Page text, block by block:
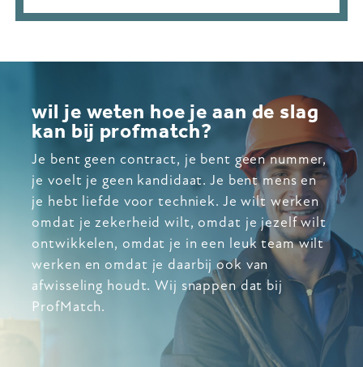
wil je weten hoe je aan de slag
kan bij profmatch?
Je bent geen contract, je bent geen nummer,
je voelt je geen kandidaat. Je bent mens en
je hebt liefde voor techniek. Je wilt werken
omdat je zekerheid wilt, omdat je jezelf wilt
ontwikkelen, omdat je in een leuk team wilt
werken en omdat je daarbij ook van
afwisseling houdt. Wij snappen dat bij
ProfMatch.